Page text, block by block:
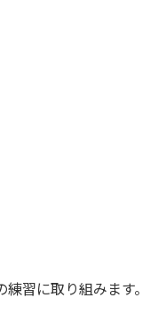
習に取り組みます。